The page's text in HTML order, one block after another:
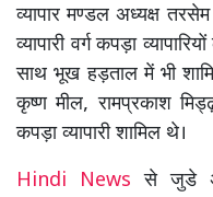
व्यापार मण्डल अध्यक्ष
व्यापारी वर्ग कपड़ा
साथ भूख हड़ताल में भी
कृष्ण मील, रामप्रकाश
कपड़ा व्यापारी शामिल थे।
Hindi Newsसे जुडे